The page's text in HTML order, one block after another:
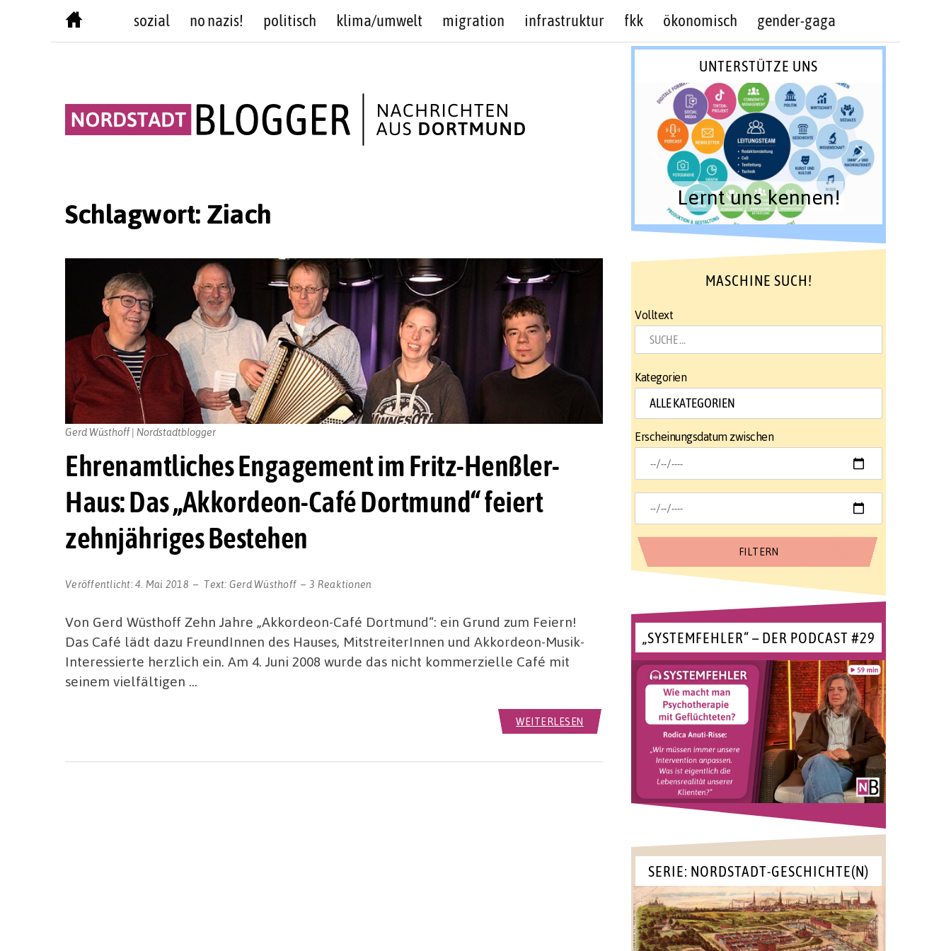
sozial no nazis! politisch klima/umwelt migration infrastruktur fkk ökonomisch gender-gaga
Schlagwort: Ziach
Ehrenamtliches Engagement im Fritz-Henßler-
Haus: Das „Akkordeon-Café Dortmund“ feiert
zehnjähriges Bestehen
Veröffentlicht:4. Mai 2018 Text: Gerd Wüsthoff 3 Reaktionen
Gerd Wüsthoff | Nordstadtblogger
Von Gerd Wüsthoff Zehn Jahre „Akkordeon-Café Dortmund“: ein Grund zum Feiern!
Das Café lädt dazu FreundInnen des Hauses, MitstreiterInnen und Akkordeon-Musik-
Interessierte herzlich ein. Am 4. Juni 2008 wurde das nicht kommerzielle Café mit
seinem vielfältigen …
WEITERLESEN
UNTERSTÜTZE UNS
Lernt uns kennen!
MASCHINE SUCH!
Volltext
Kategorien
Erscheinungsdatum zwischen
„SYSTEMFEHLER“ – DER PODCAST #29
SERIE: NORDSTADT-GESCHICHTE(N)